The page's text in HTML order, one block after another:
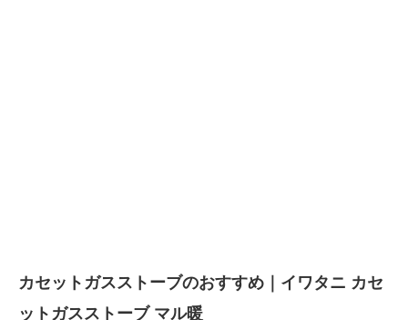
カセットガスストーブのおすすめ｜イワタニ カセ
ットガスストーブ マル暖